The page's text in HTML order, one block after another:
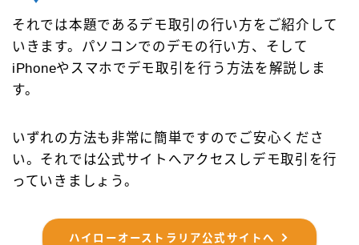
それでは本題であるデモ取引の行い方をご紹介して
いきます。パソコンでのデモの行い方、そして
iPhoneやスマホでデモ取引を行う方法を解説しま
す。
いずれの方法も非常に簡単ですのでご安心くださ
い。それでは公式サイトへアクセスしデモ取引を行
っていきましょう。
ハイローオーストラリア公式サイトへ